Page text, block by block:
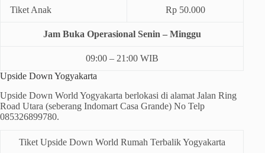
Tiket Anak Rp 50.000
Jam Buka Operasional Senin – Minggu
09:00 – 21:00 WIB
Upside Down Yogyakarta
Upside Down World Yogyakarta berlokasi di alamat Jalan Ring
Road Utara (seberang Indomart Casa Grande) No Telp
085326899780.
Tiket Upside Down World Rumah Terbalik Yogyakarta